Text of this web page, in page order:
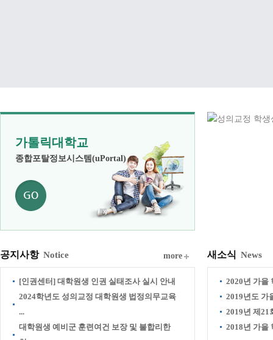
가톨릭대학교
종합포탈정보시스템(uPortal)
공지사항 Notice
[인권센터] 대학원생 인권 실태조사 실시 안내
2024학년도 성의교정 대학원생 법정의무교육
...
대학원생 예비군 훈련여건 보장 및 불합리한
more 새소식 News
2020년 가을
2019년도 가
2019년 제21
2018년 가을